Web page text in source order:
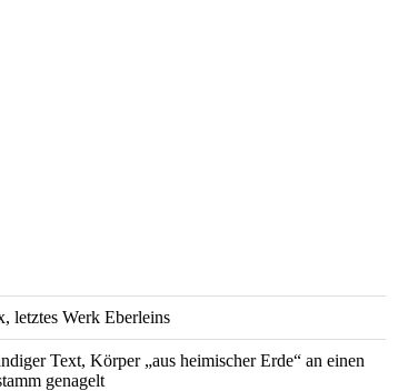
letztes Werk Eberleins
Text, Körper „aus heimischer Erde“ an einen
genagelt